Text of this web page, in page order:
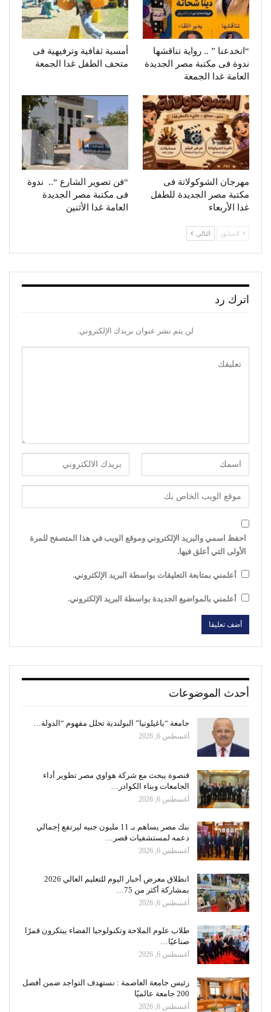
“انخدعنا ” .. رواية تناقشها
ندوة فى مكتبة مصر الجديدة
العامة غدا الجمعة
أمسية ثقافية وترفيهية فى
متحف الطفل غدا الجمعة
مهرجان الشوكولاتة فى
مكتبة مصر الجديدة للطفل
غدا الأربعاء
“فن تصوير الشارع “.. ندوة
فى مكتبة مصر الجديدة
العامة غدا الأثنين
السابق التالي
اترك رد
لن يتم نشر عنوان بريدك الإلكتروني.
احفظ اسمي والبريد الإلكتروني وموقع الويب في هذا المتصفح للمرة
الأولى التي أعلق فيها.
أعلمني بمتابعة التعليقات بواسطة البريد الإلكتروني.
أعلمني بالمواضيع الجديدة بواسطة البريد الإلكتروني.
أحدث الموضوعات
جامعة “ياغيلونيا” البولندية تحلل مفهوم “الدولة…
أغسطس 6, 2026
قنصوة يبحث مع شركة هواوي مصر تطوير أداء
الجامعات وبناء الكوادر…
أغسطس 6, 2026
بنك مصر يساهم بـ 11 مليون جنيه ليرتفع إجمالي
دعمه لمستشفيات قصر…
أغسطس 6, 2026
انطلاق معرض أخبار اليوم للتعليم العالي 2026
بمشاركة أكثر من 75…
أغسطس 6, 2026
طلاب علوم الملاحة وتكنولوجيا الفضاء يبتكرون قمرًا
صناعيًا…
أغسطس 6, 2026
رئيس جامعة العاصمة : نستهدف التواجد ضمن أفضل
200 جامعة عالميًا
أغسطس 6, 2026